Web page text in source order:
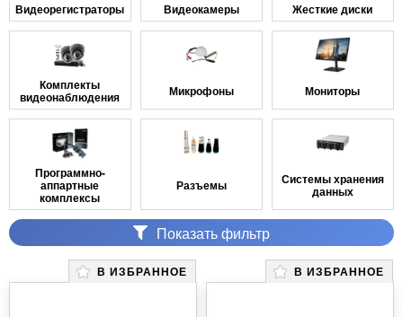
Видеорегистраторы Видеокамеры Жесткие диски
Комплекты
видеонаблюдения Микрофоны Мониторы
Программно-
аппартные
комплексы
Разъемы Системы хранения
данных
Показать фильтр
В ИЗБРАННОЕ В ИЗБРАННОЕ